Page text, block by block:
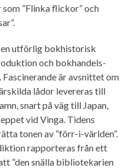
”Flinka flickor” och
utförlig bokhistorisk
och bokhandels-
är avsnittet om
lådor levereras till
snart på väg till Japan,
vid Vinga. Tidens
tonen av ”förr-i-världen”.
rapporteras från ett
”den snälla bibliotekarien